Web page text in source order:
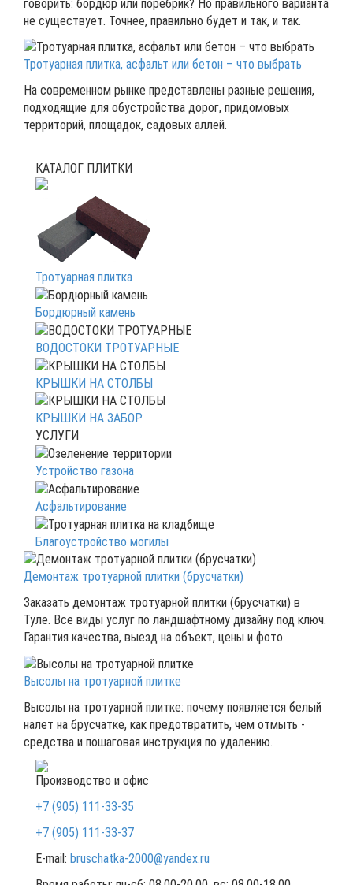
говорить: бордюр или поребрик? Но правильного варианта
не существует. Точнее, правильно будет и так, и так.
Тротуарная плитка, асфальт или бетон – что выбрать
На современном рынке представлены разные решения,
подходящие для обустройства дорог, придомовых
территорий, площадок, садовых аллей.
КАТАЛОГ ПЛИТКИ
Тротуарная плитка
Бордюрный камень
ВОДОСТОКИ ТРОТУАРНЫЕ
КРЫШКИ НА СТОЛБЫ
КРЫШКИ НА ЗАБОР
УСЛУГИ
Устройство газона
Асфальтирование
Благоустройство могилы
Демонтаж тротуарной плитки (брусчатки)
Заказать демонтаж тротуарной плитки (брусчатки) в
Туле. Все виды услуг по ландшафтному дизайну под ключ.
Гарантия качества, выезд на объект, цены и фото.
Высолы на тротуарной плитке
Высолы на тротуарной плитке: почему появляется белый
налет на брусчатке, как предотвратить, чем отмыть -
средства и пошаговая инструкция по удалению.
Производство и офис
+7 (905) 111-33-35
+7 (905) 111-33-37
E-mail: bruschatka-2000@yandex.ru